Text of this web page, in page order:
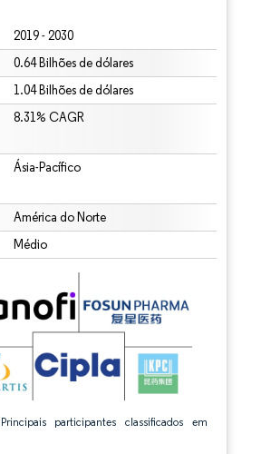
2019 - 2030
0.64 Bilhões de dólares
1.04 Bilhões de dólares
8.31% CAGR
Ásia-Pacífico
América do Norte
Médio
participantes classificados em
requer atribuição conforme CC BY 4.0.